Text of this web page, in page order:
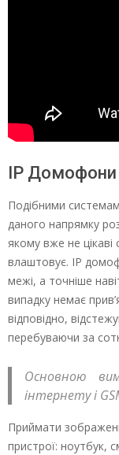
IP Домофони
Подібними
даного напрямку
якому вже не цікаві
влаштовує. IP
межі, а точніше
випадку немає
відповідно,
перебуваючи за
Основною
інтернету і
Приймати
пристрої: ноутбук,